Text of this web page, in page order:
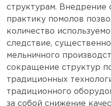
структурам. Внедрение
практику помолов
количество
следствие,
мельничного
сокращение структур
традиционных
традиционного
за собой снижение